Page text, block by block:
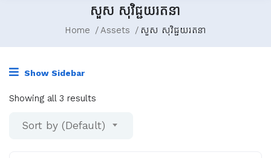
សួស សុវិជ្ជយរតនា
Home Assets សួស សុវិជ្ជយរតនា
Show Sidebar
Showing all 3 results
Sort by (Default)